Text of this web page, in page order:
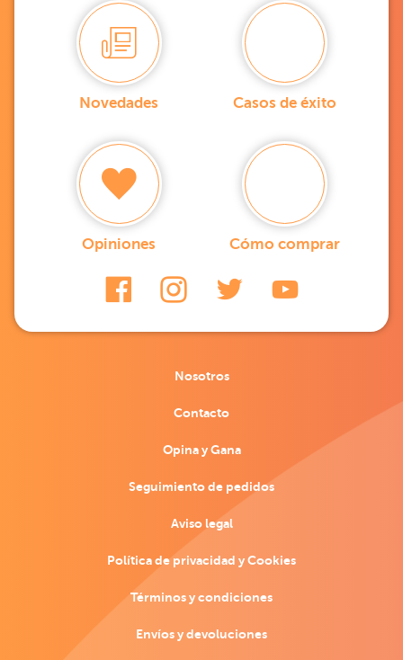
Novedades Casos de éxito
Opiniones Cómo comprar
Nosotros
Contacto
Opina y Gana
Seguimiento de pedidos
Aviso legal
Política de privacidad y Cookies
Términos y condiciones
Envíos y devoluciones